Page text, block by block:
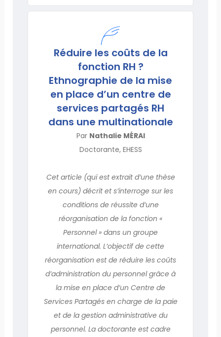
Réduire les coûts de la
fonction RH ?
Ethnographie de la mise
en place d’un centre de
services partagés RH
dans une multinationale
Par Nathalie MÉRAI
Doctorante, EHESS
Cet article (qui est extrait d’une thèse
en cours) décrit et s’interroge sur les
conditions de réussite d’une
réorganisation de la fonction «
Personnel » dans un groupe
international. L’objectif de cette
réorganisation est de réduire les coûts
d’administration du personnel grâce à
la mise en place d’un Centre de
Services Partagés en charge de la paie
et de la gestion administrative du
personnel. La doctorante est cadre